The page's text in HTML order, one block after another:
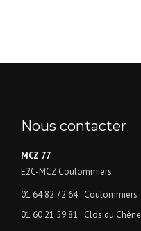
Nous contacter
MCZ 77
E2C-MCZ Coulommiers
01 64 82 72 64· Coulommiers
01 60 21 59 81 · Clos du Chêne